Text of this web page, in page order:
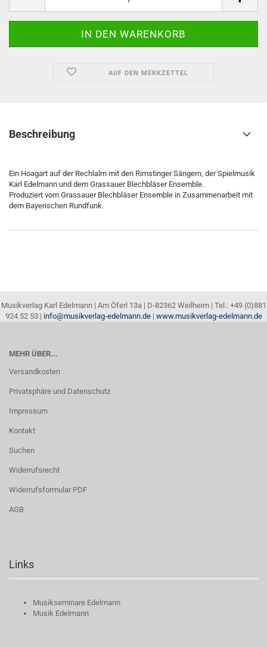
AUF DEN MERKZETTEL
Beschreibung
Ein Hoagart auf der Rechlalm mit den Rimstinger Sängern, der Spielmusik
Karl Edelmann und dem Grassauer Blechbläser Ensemble.
Produziert vom Grassauer Blechbläser Ensemble in Zusammenarbeit mit
dem Bayerischen Rundfunk.
Musikverlag Karl Edelmann | Am Öferl 13a | D-82362 Weilheim | Tel.: +49 (0)881
924 52 53 | info@musikverlag-edelmann.de| www.musikverlag-edelmann.de
MEHR ÜBER...
Versandkosten
Privatsphäre und Datenschutz
Impressum
Kontakt
Suchen
Widerrufsrecht
Widerrufsformular PDF
AGB
Links
Musikseminare Edelmann
Musik Edelmann